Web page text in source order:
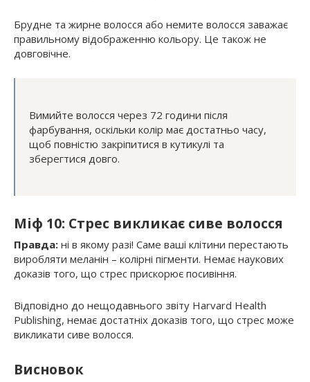
Брудне та жирне волосся або немите волосся заважає
правильному відображенню кольору. Це також не
довговічне.
Вимийте волосся через 72 години після
фарбування, оскільки колір має достатньо часу,
щоб повністю закріпитися в кутикулі та
зберегтися довго.
Міф 10: Стрес викликає сиве волосся
Правда: ні в якому разі! Саме ваші клітини перестають
виробляти меланін – колірні пігменти. Немає наукових
доказів того, що стрес прискорює посивіння.
Відповідно до нещодавнього звіту Harvard Health
Publishing, немає достатніх доказів того, що стрес може
викликати сиве волосся.
Висновок